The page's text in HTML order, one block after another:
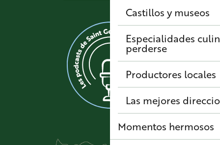
Castillos y museos
Especialidades
perderse
Productores locales
Las mejores
Momentos hermosos